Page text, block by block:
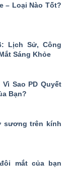
– Loại Nào Tốt?
Lịch Sử, Công
Sáng Khỏe
Sao PD Quyết
Bạn?
sương trên kính
mắt của bạn